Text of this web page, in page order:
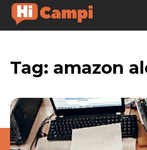
Tag: amazon